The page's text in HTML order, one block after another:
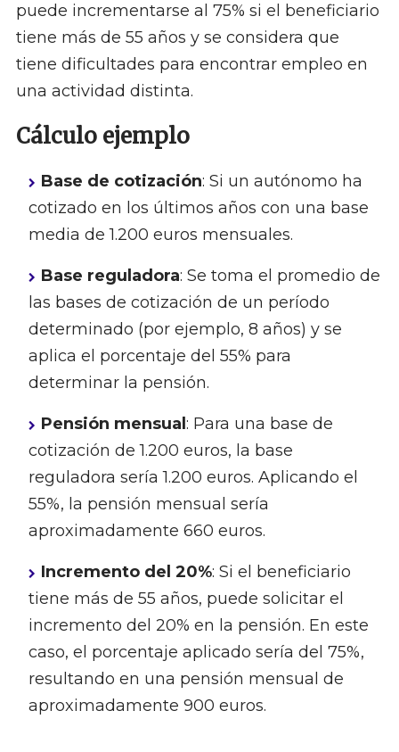
puede incrementarse al 75% si el beneficiario
tiene más de 55 años y se considera que
tiene dificultades para encontrar empleo en
una actividad distinta.
Cálculo ejemplo
Base de cotización: Si un autónomo ha
cotizado en los últimos años con una base
media de 1.200 euros mensuales.
Base reguladora: Se toma el promedio de
las bases de cotización de un período
determinado (por ejemplo, 8 años) y se
aplica el porcentaje del 55% para
determinar la pensión.
Pensión mensual : Para una base de
cotización de 1.200 euros, la base
reguladora sería 1.200 euros. Aplicando el
55%, la pensión mensual sería
aproximadamente 660 euros.
Incremento del 20%: Si el beneficiario
tiene más de 55 años, puede solicitar el
incremento del 20% en la pensión. En este
caso, el porcentaje aplicado sería del 75%,
resultando en una pensión mensual de
aproximadamente 900 euros.